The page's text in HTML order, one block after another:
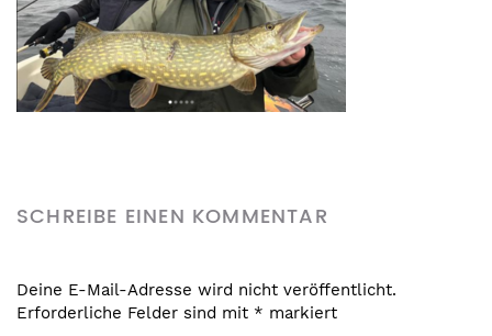
SCHREIBE EINEN KOMMENTAR
Deine E-Mail-Adresse wird nicht veröffentlicht.
Erforderliche Felder sind mit * markiert